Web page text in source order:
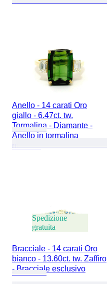
Anello - 14 carati Oro
giallo - 6.47ct. tw.
Tormalina - Diamante -
Anello in tormalina
naturale
Spedizione
gratuita
Bracciale - 14 carati Oro
bianco - 13.60ct. tw. Zaffiro
- Bracciale esclusivo